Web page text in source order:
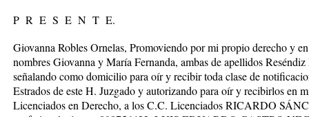
P R E S E N T E.
Giovanna Robles Ornelas, Promoviendo por mi propio derecho y
nombres Giovanna y María Fernanda, ambas de apellidos
señalando como domicilio para oír y recibir toda clase de
Estrados de este H. Juzgado y autorizando para oír y recibirlos en
Licenciados en Derecho, a los C.C. Licenciados RICARDO